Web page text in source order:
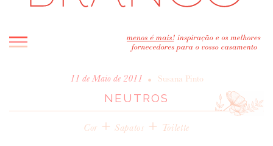
INICIO
BLOG
ENTREVISTAS
11 de Maio de 2011 • Susana Pinto
NEUTROS
Cor + Sapatos + Toilette